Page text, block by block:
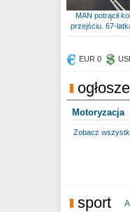
MAN potrącił
przejściu. 67-
EUR 0
Motoryzacja
Zobacz
sport